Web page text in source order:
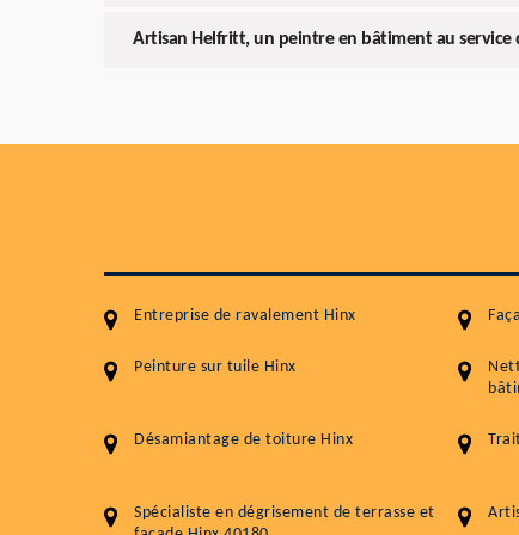
Artisan Helfritt, un peintre en bâtiment au service
Entreprise de ravalement Hinx
Peinture sur tuile Hinx
Désamiantage de toiture Hinx
Spécialiste en dégrisement de terrasse et